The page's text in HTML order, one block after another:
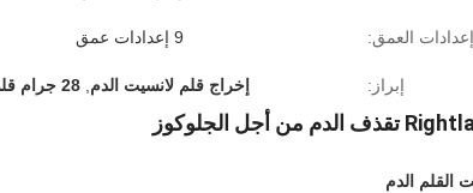
إعدادات العمق: 9 إعدادات عمق
إبراز: إخراج قلم لانسيت الدم 28 جرام قلم لانسيت الدم للجلوكوز
القلم الدم